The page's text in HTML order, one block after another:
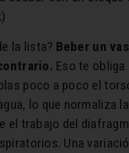
la lista? Beber un
Eso te obliga
poco a poco el
lo que normaliza
el trabajo del
Una